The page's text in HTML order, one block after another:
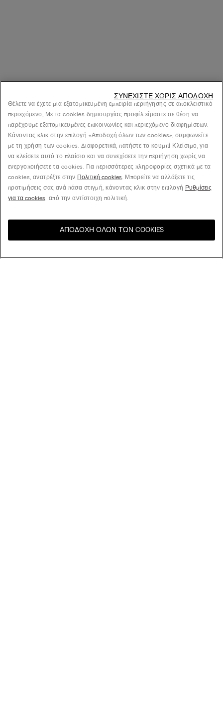
United States
Θέλετε να έχετε μια εξατομικευμένη εμπειρία περιήγησης σε αποκλειστικό
περιεχόμενο; Με τα cookies δημιουργίας προφίλ είμαστε σε θέση να
παρέχουμε εξατομικευμένες επικοινωνίες και περιεχόμενο διαφημίσεων.
Κάνοντας κλικ στην επιλογή «Αποδοχή όλων των cookies», συμφωνείτε
με τη χρήση των cookies. Διαφορετικά, πατήστε το κουμπί Κλείσιμο, για
να κλείσετε αυτό το πλαίσιο και να συνεχίσετε την περιήγηση χωρίς να
ενεργοποιήσετε τα cookies. Για περισσότερες πληροφορίες σχετικά με τα
cookies, ανατρέξτε στην Πολιτική cookies. Μπορείτε να αλλάξετε τις
προτιμήσεις σας ανά πάσα στιγμή, κάνοντας κλικ στην επιλογή Ρυθμίσεις
για τα cookies από την αντίστοιχη πολιτική.
ΑΠΟΔΟΧΉ ΌΛΩΝ ΤΩΝ COOKIES
ΣΥΝΕΧΊΣΤΕ ΧΩΡΊΣ ΑΠΟΔΟΧΉ